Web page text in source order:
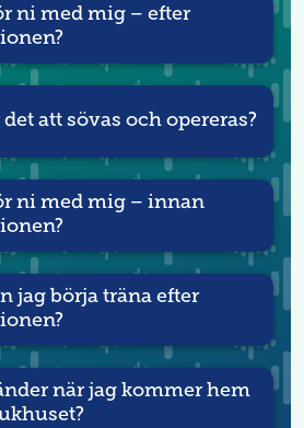
ni med mig – efter
att sövas och opereras?
ni med mig – innan
jag börja träna efter
när jag kommer hem